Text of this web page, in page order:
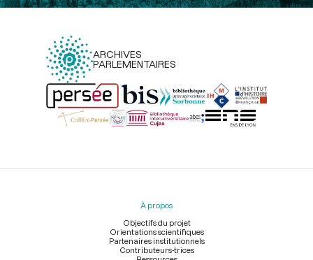
ARCHIVES
PARLEMENTAIRES
Menu
À propos
Objectifs du projet
Orientations scientifiques
Partenaires institutionnels
Contributeurs-trices